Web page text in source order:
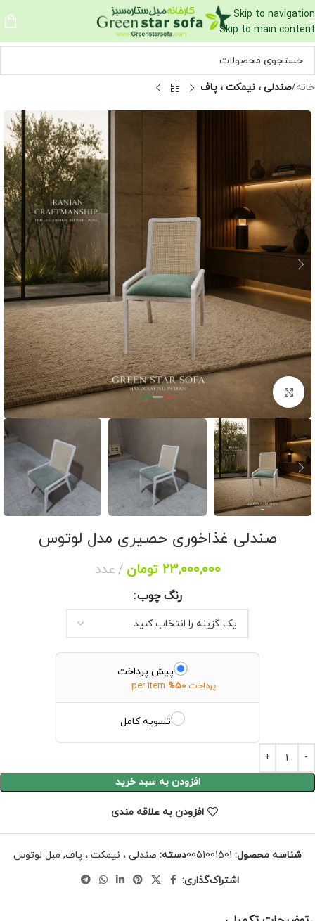
Skip to navigation
Skip to main content
خانه صندلی ، نیمکت ، پاف
برای بزرگنمایی کلیک کنید
صندلی غذاخوری حصیری مدل لوتوس
23,000,000 تومان عدد
رنگ چوب
پیش پرداخت
پرداخت50%
per item
تسویه کامل
افزودن به سبد خرید
افزودن به علاقه مندی
شناسه محصول: 0051001501دسته: صندلی ، نیمکت ، پاف, مبل لوتوس
اشتراک‌گذاری: